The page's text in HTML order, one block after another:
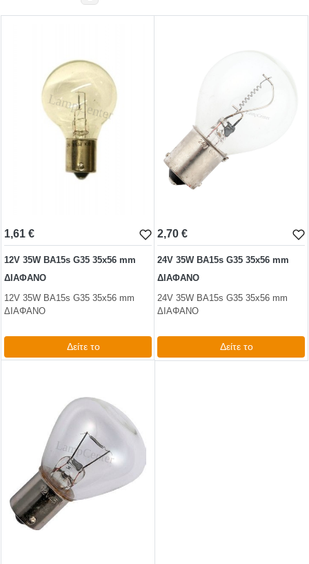
1,61 €
12V 35W BA15s G35 35x56 mm
ΔΙΑΦΑΝΟ
12V 35W BA15s G35 35x56 mm
ΔΙΑΦΑΝΟ
Δείτε το
2,70 €
24V 35W BA15s G35 35x56 mm
ΔΙΑΦΑΝΟ
24V 35W BA15s G35 35x56 mm
ΔΙΑΦΑΝΟ
Δείτε το
WIRE ENDED
ΝΕΟΝ
ΣΩΛΗΝΩΤΕΣ